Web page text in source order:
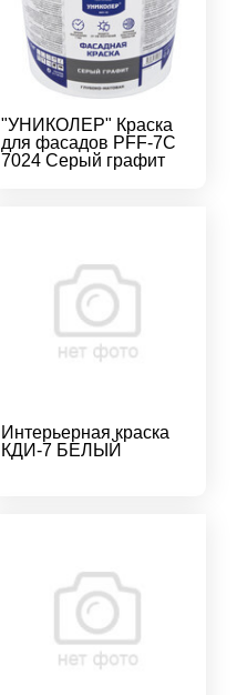
"УНИКОЛЕР" Краска
для фасадов PFF-7C
7024 Серый графит
Интерьерная краска
КДИ-7 БЕЛЫЙ